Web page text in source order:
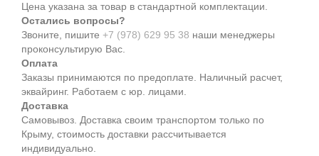
Цена указана за товар в стандартной комплектации.
Остались вопросы?
Звоните, пишите +7 (978) 629 95 38 наши менеджеры
проконсультирую Вас.
Оплата
Заказы принимаются по предоплате. Наличный расчет,
эквайринг. Работаем с юр. лицами.
Доставка
Самовывоз. Доставка своим транспортом только по
Крыму, стоимость доставки рассчитывается
индивидуально.